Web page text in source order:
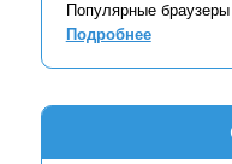
Популярные
Подробнее